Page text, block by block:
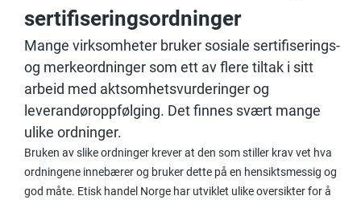
sertifiseringsordninger
Mange virksomheter bruker sosiale sertifiserings-
og merkeordninger som ett av flere tiltak i sitt
arbeid med aktsomhetsvurderinger og
leverandøroppfølging. Det finnes svært mange
ulike ordninger.​
Bruken av slike ordninger krever at den som stiller krav vet hva
ordningene innebærer og bruker dette på en hensiktsmessig og
god måte. Etisk handel Norge har utviklet ulikeoversikterfor å